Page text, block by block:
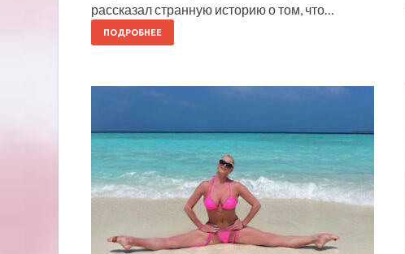
рассказал странную историю о том, что…
ПОДРОБНЕЕ